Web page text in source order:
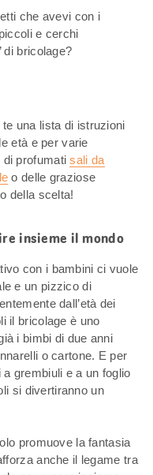
che avevi con i
e cerchi
di bricolage?
una lista di istruzioni
età e per varie
di profumatisali da
o delle graziose
della scelta!
insieme il mondo
con i bambini ci vuole
e un pizzico di
dall’età dei
il bricolage è uno
i bimbi di due anni
o cartone. E per
grembiuli e a un foglio
si divertiranno un
promuove la fantasia
anche il legame tra